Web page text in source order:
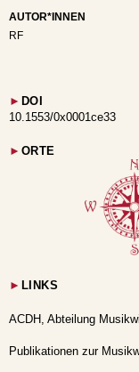
AUTOR*INNEN
RF
► DOI
10.1553/0x0001ce33
► ORTE
► LINKS
ACDH, Abteilung
Publikationen zur